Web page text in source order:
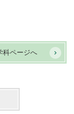
科ページへ